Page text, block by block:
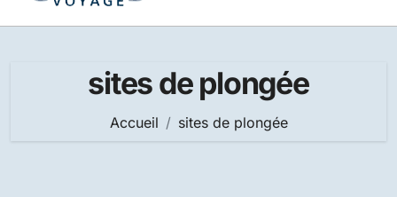
sites de plongée
Accueil sites de plongée